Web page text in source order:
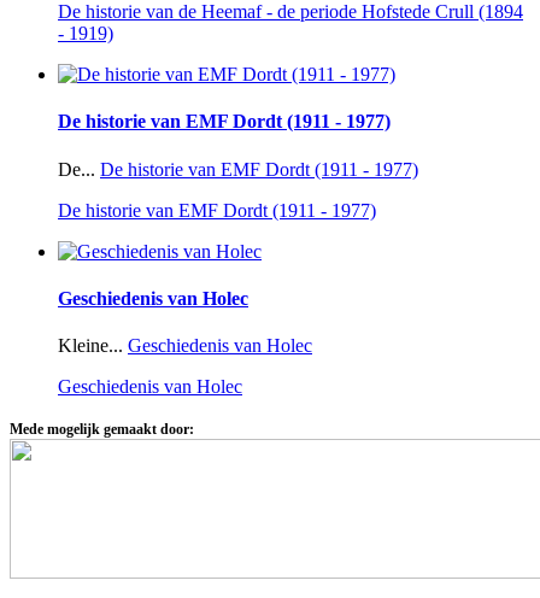
De historie van de Heemaf - de periode Hofstede Crull (1894
- 1919)
De historie van EMF Dordt (1911 - 1977)
De... De historie van EMF Dordt (1911 - 1977)
De historie van EMF Dordt (1911 - 1977)
Geschiedenis van Holec
Kleine... Geschiedenis van Holec
Geschiedenis van Holec
Mede mogelijk gemaakt door: